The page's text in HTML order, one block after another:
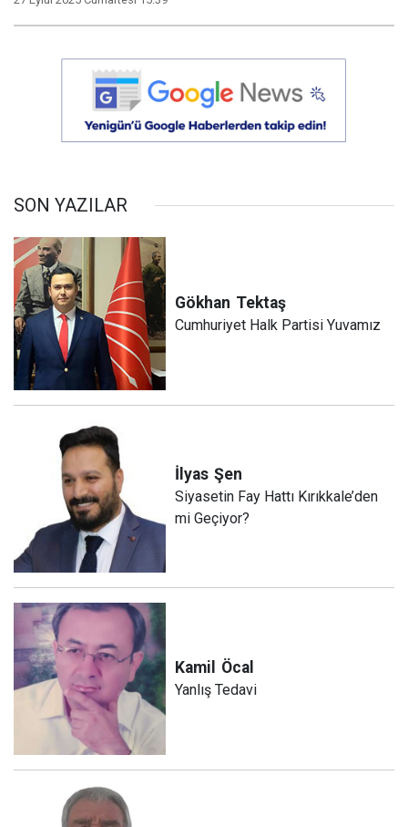
SON YAZILAR
Gökhan Tektaş
Cumhuriyet Halk Partisi Yuvamız
İlyas Şen
Siyasetin Fay Hattı Kırıkkale’den
mi Geçiyor?
Kamil Öcal
Yanlış Tedavi